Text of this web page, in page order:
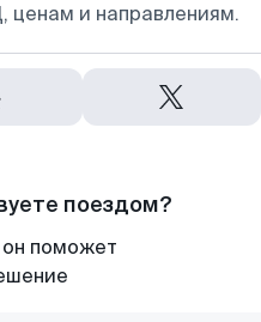
и направлениям.
поездом?
поможет